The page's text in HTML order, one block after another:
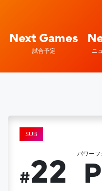
Next Games
試合予定 ニ
SUB
#22
パワーフ